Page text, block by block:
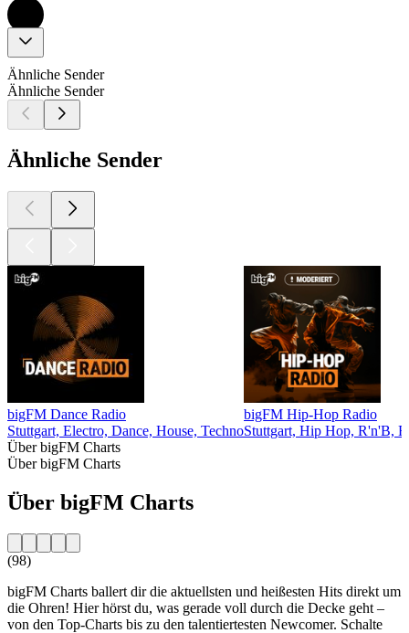
Ähnliche Sender
Ähnliche Sender
Ähnliche Sender
bigFM Dance Radio
Stuttgart, Electro, Dance, House, Techno
bigFM Hip-Hop Radio
Stuttgart, Hip Hop, R'n'B,
Über bigFM Charts
Über bigFM Charts
Über bigFM Charts
(98)
bigFM Charts ballert dir die aktuellsten und heißesten Hits direkt um
die Ohren! Hier hörst du, was gerade voll durch die Decke geht –
von den Top-Charts bis zu den talentiertesten Newcomer. Schalte